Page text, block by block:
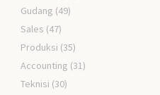
Gudang (49)
Sales (47)
Produksi (35)
Accounting (31)
Teknisi (30)